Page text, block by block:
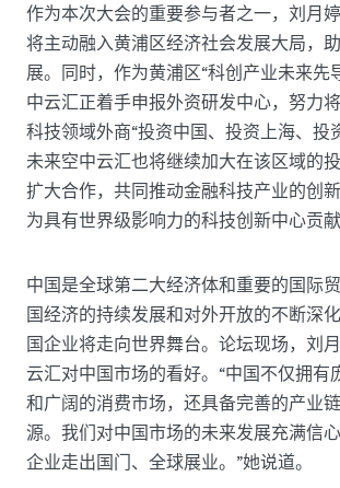
作为本次大会的重要参与者之一，刘月
将主动融入黄浦区经济社会发展大局，
展。同时，作为黄浦区“科创产业未来先
中云汇正着手申报外资研发中心，努力
科技领域外商“投资中国、投资上海、投
未来空中云汇也将继续加大在该区域的
扩大合作，共同推动金融科技产业的创
为具有世界级影响力的科技创新中心贡献
中国是全球第二大经济体和重要的国际
国经济的持续发展和对外开放的不断深
国企业将走向世界舞台。论坛现场，刘
云汇对中国市场的看好。“中国不仅拥有
和广阔的消费市场，还具备完善的产业
源。我们对中国市场的未来发展充满信
企业走出国门、全球展业。”她说道。